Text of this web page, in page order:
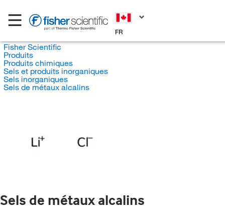
FR
Fisher Scientific
Produits
Produits chimiques
Sels et produits inorganiques
Sels inorganiques
Sels de métaux alcalins
Sels de métaux alcalins